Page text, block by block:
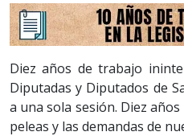
Diez años de trabajo
Diputadas y Diputados de
a una sola sesión. Diez
peleas y las demandas de